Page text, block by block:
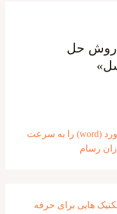
12 دیدگاه دربارهٔ «۶ روش حل
چگونه مشکل باز نشدن ورد (word) را به سرعت
رسام
: تکنیک هایی برای حرفه